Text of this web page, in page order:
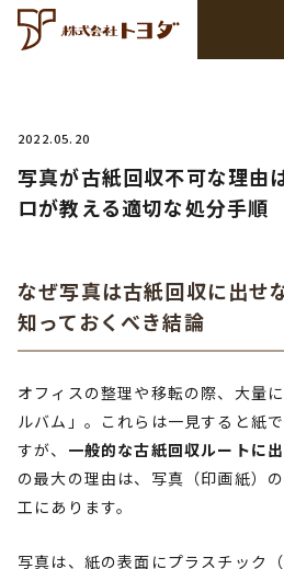
2022.05.20
写真が古紙回収不可な理由
ロが教える適切な処分手順
なぜ写真は古紙回収に出せ
知っておくべき結論
オフィスの整理や移転の際、大量
ルバム」。これらは一見すると紙
すが、 一般的な古紙回収ルートに
の最大の理由は、写真（印画紙）
工にあります。
写真は、紙の表面にプラスチック